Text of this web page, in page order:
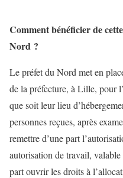
Comment bénéficier de
Nord ?
Le préfet du Nord met en
de la préfecture, à Lille, pour
que soit leur lieu
personnes reçues, après
remettre d’une part
autorisation de travail,
part ouvrir les droits à